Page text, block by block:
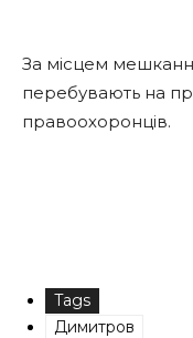
За місцем
перебувають на
правоохоронців.
Tags
Димитров